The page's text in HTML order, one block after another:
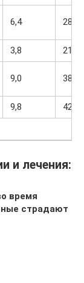
6,4 28
3,8
21
9,0 38
9,8
42
и лечения:
время
страдают